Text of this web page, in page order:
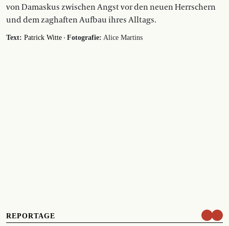
von Damaskus zwischen Angst vor den neuen Herrschern
und dem zaghaften Aufbau ihres Alltags.
Text: Patrick Witte · Fotografie: Alice Martins
REPORTAGE